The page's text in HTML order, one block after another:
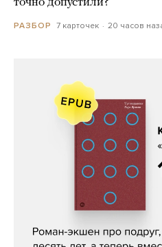
РАЗБОР 7 карточек 20 часов
Кира Ярмыш,